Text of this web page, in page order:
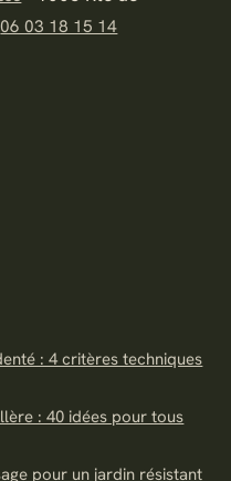
06 03 18 15 14
: 4 critères techniques
: 40 idées pour tous
pour un jardin résistant